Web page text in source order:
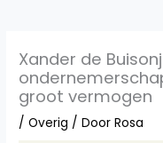
Xander de
groot vermogen
/Overig / DoorRosa